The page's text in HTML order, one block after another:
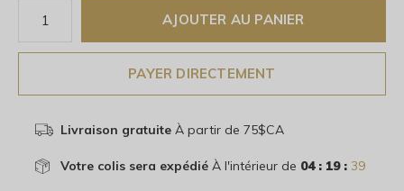
AJOUTER AU PANIER
PAYER DIRECTEMENT
Livraison gratuiteÀ partir de 75$CA
Votre colis sera expédiéÀ l'intérieur de 04 : 19 : 39